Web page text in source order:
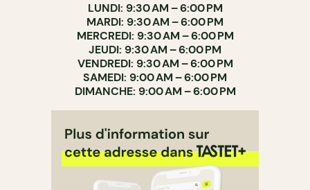
LUNDI: 9:30 AM – 6:00 PM
MARDI: 9:30 AM – 6:00 PM
MERCREDI: 9:30 AM – 6:00 PM
JEUDI: 9:30 AM – 6:00 PM
VENDREDI: 9:30 AM – 6:00 PM
SAMEDI: 9:00 AM – 6:00 PM
DIMANCHE: 9:00 AM – 6:00 PM